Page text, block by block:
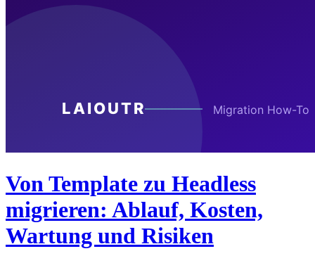
Von Template zu Headless
migrieren: Ablauf, Kosten,
Wartung und Risiken